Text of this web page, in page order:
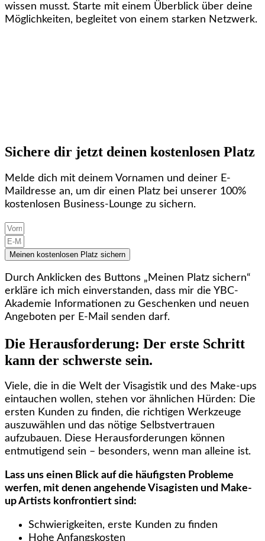
wissen musst. Starte mit einem Überblick über deine
Möglichkeiten, begleitet von einem starken Netzwerk.
Sichere dir jetzt deinen kostenlosen Platz
Melde dich mit deinem Vornamen und deiner E-
Maildresse an, um dir einen Platz bei unserer 100%
kostenlosen Business-Lounge zu sichern.
Meinen kostenlosen Platz sichern
Durch Anklicken des Buttons „Meinen Platz sichern“
erkläre ich mich einverstanden, dass mir die YBC-
Akademie Informationen zu Geschenken und neuen
Angeboten per E‑Mail senden darf.
Die Herausforderung: Der erste Schritt
kann der schwerste sein.
Viele, die in die Welt der Visagistik und des Make-ups
eintauchen wollen, stehen vor ähnlichen Hürden: Die
ersten Kunden zu finden, die richtigen Werkzeuge
auszuwählen und das nötige Selbstvertrauen
aufzubauen. Diese Herausforderungen können
entmutigend sein – besonders, wenn man alleine ist.
Lass uns einen Blick auf die häufigsten Probleme
werfen, mit denen angehende Visagisten und Make-
up Artists konfrontiert sind:
Schwierigkeiten, erste Kunden zu finden
Hohe Anfangskosten